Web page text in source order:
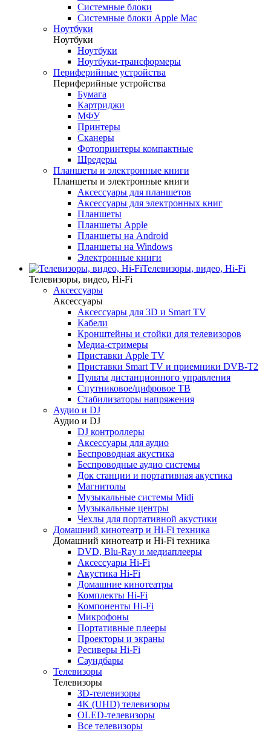
Системные блоки
Системные блоки Apple Mac
Ноутбуки
Ноутбуки
Ноутбуки
Ноутбуки-трансформеры
Периферийные устройства
Периферийные устройства
Бумага
Картриджи
МФУ
Принтеры
Сканеры
Фотопринтеры компактные
Шредеры
Планшеты и электронные книги
Планшеты и электронные книги
Аксессуары для планшетов
Аксессуары для электронных книг
Планшеты
Планшеты Apple
Планшеты на Android
Планшеты на Windows
Электронные книги
Телевизоры, видео, Hi-Fi
Телевизоры, видео, Hi-Fi
Аксессуары
Аксессуары
Аксессуары для 3D и Smart TV
Кабели
Кронштейны и стойки для телевизоров
Медиа-стримеры
Приставки Apple TV
Приставки Smart TV и приемники DVB-T2
Пульты дистанционного управления
Спутниковое/цифровое ТВ
Стабилизаторы напряжения
Аудио и DJ
Аудио и DJ
DJ контроллеры
Аксессуары для аудио
Беспроводная акустика
Беспроводные аудио системы
Док станции и портативная акустика
Магнитолы
Музыкальные системы Midi
Музыкальные центры
Чехлы для портативной акустики
Домашний кинотеатр и Hi-Fi техника
Домашний кинотеатр и Hi-Fi техника
DVD, Blu-Ray и медиаплееры
Аксессуары Hi-Fi
Акустика Hi-Fi
Домашние кинотеатры
Комплекты Hi-Fi
Компоненты Hi-Fi
Микрофоны
Портативные плееры
Проекторы и экраны
Ресиверы Hi-Fi
Саундбары
Телевизоры
Телевизоры
3D-телевизоры
4K (UHD) телевизоры
OLED-телевизоры
Все телевизоры